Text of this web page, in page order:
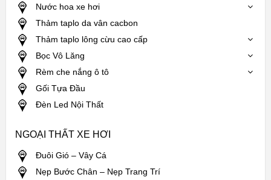
Nước hoa xe hơi
Thảm taplo da vân cacbon
Thảm taplo lông cừu cao cấp
Bọc Vô Lăng
Rèm che nắng ô tô
Gối Tựa Đầu
Đèn Led Nội Thất
NGOẠI THẤT XE HƠI
Đuôi Gió – Vây Cá
Nẹp Bước Chân – Nẹp Trang Trí